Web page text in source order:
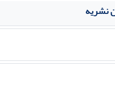
نشریه